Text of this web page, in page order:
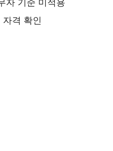
자 기준 미적용
격 확인